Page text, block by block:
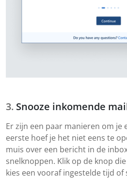
Snooze inkomende
Er zijn een paar manieren om je
eerste hoef je het niet eens te
muis over een bericht in de
snelknoppen. Klik op de knop
kies een vooraf ingestelde tijd of